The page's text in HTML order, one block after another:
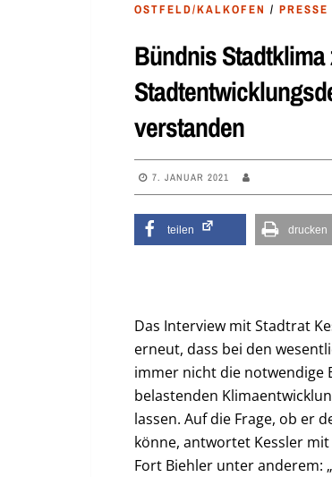
OSTFELD/KALKOFEN / PRESSE
Bündnis
verstanden
7. JANUAR 2021
teilen drucken
Das Interview mit Stadtrat
erneut, dass bei den
immer nicht die notwendige
belastenden
lassen. Auf die Frage, ob er
könne, antwortet Kessler
Fort Biehler unter anderem: